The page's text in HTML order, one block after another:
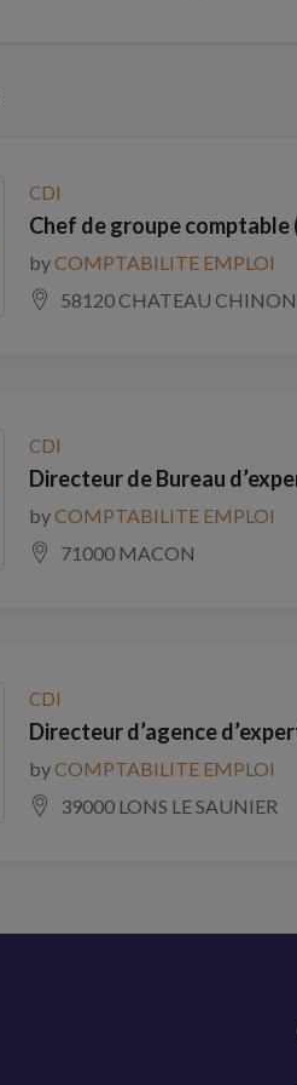
CDI
Chef de groupe comptable
byCOMPTABILITE EMPLOI
58120 CHATEAU
CDI
Directeur de Bureau
byCOMPTABILITE EMPLOI
71000 MACON
CDI
Directeur d’agence
byCOMPTABILITE EMPLOI
39000 LONS LE SAUNIER